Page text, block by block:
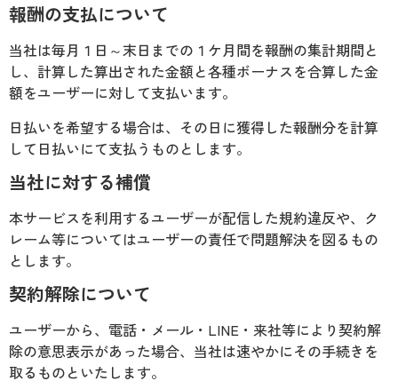
報酬の支払について
当社は毎月１日～末日までの１ケ月間を報酬の集計期間と
し、計算した算出された金額と各種ボーナスを合算した金
額をユーザーに対して支払います。
日払いを希望する場合は、その日に獲得した報酬分を計算
して日払いにて支払うものとします。
当社に対する補償
本サービスを利用するユーザーが配信した規約違反や、ク
レーム等についてはユーザーの責任で問題解決を図るもの
とします。
契約解除について
ユーザーから、電話・メール・LINE・来社等により契約解
除の意思表示があった場合、当社は速やかにその手続きを
取るものといたします。